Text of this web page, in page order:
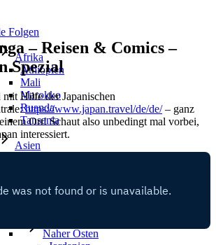
Folgen
Afrika
Äthiopien
Mali
Marokko
Ruanda
Tansania
Asien
Malaysia
Naher Osten
– Reisen & Comics –
Spezial
mit Hilfe der Japanischen
https://www.japan.travel/de/de/– ganz
Ort! Schaut also unbedingt mal vorbei,
interessiert.